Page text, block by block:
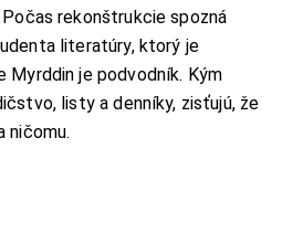
rekonštrukcie spozná
literatúry, ktorý je
Myrddin je podvodník. Kým
listy a denníky, zisťujú, že
ničomu.